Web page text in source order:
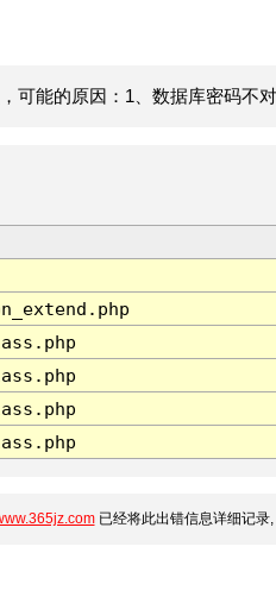
可能的原因：1、数据库密码不
已经将此出错信息详细记录